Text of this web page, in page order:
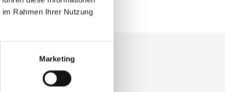
Rahmen Ihrer Nutzung
Marketing